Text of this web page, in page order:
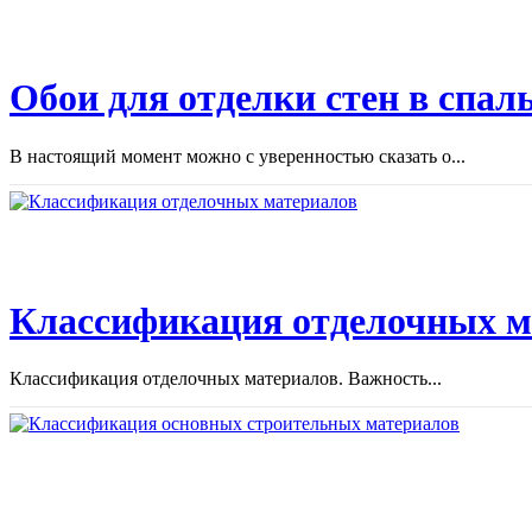
Обои для отделки стен в
В настоящий момент можно с уверенностью сказать о...
Классификация отделочных
Классификация отделочных материалов. Важность...